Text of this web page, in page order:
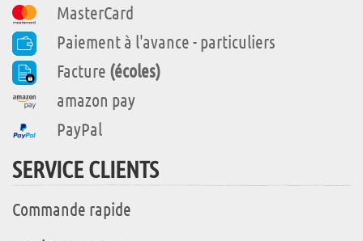
MasterCard
Paiement à l'avance - particuliers
Facture (écoles)
amazon pay
PayPal
SERVICE CLIENTS
Commande rapide